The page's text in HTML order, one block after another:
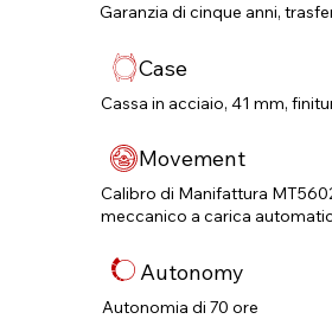
Garanzia di cinque anni,
Case
Cassa in acciaio, 41 mm,
Movement
Calibro di Manifattura
meccanico a carica
Autonomy
Autonomia di 70 ore